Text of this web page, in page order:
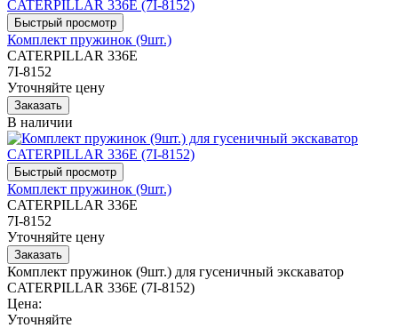
Комплект пружинок (9шт.)
CATERPILLAR 336E
7I-8152
Уточняйте цену
В наличии
Комплект пружинок (9шт.)
CATERPILLAR 336E
7I-8152
Уточняйте цену
Комплект пружинок (9шт.) для гусеничный экскаватор
CATERPILLAR 336E (7I-8152)
Цена:
Уточняйте